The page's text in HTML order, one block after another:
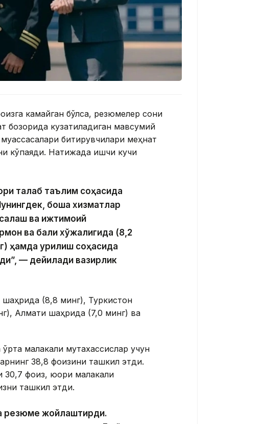
камайган бўлса, резюмелер сони
бозорида кузатиладиган мавсумий
битирувчилари меҳнат
кўпаяди. Натижада ишчи кучи
талаб таълим соҳасида
бошқа хизматлар
ва ижтимоий
ва балиқ хўжалигида (8,2
ҳамда қурилиш соҳасида
— дейилади вазирлик
(8,8 минг), Туркистон
Алмати шаҳрида (7,0 минг) ва
малакали мутахассислар учун
38,8 фоизини ташкил этди.
30,7 фоиз, юқори малакали
ташкил этди.
резюме жойлаштирди.